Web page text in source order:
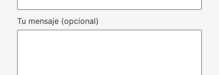
Tu mensaje (opcional)